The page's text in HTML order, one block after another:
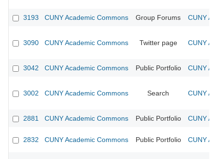
3193 CUNY Academic Commons Group Forums CUNY
3090 CUNY Academic Commons Twitter page CUNY
3042 CUNY Academic Commons Public Portfolio CUNY
3002 CUNY Academic Commons Search CUNY
2881 CUNY Academic Commons Public Portfolio CUNY
2832 CUNY Academic Commons Public Portfolio CUNY